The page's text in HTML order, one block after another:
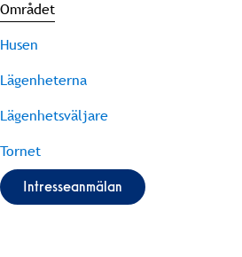
Området
Husen
Lägenheterna
Lägenhetsväljare
Tornet
Intresseanmälan